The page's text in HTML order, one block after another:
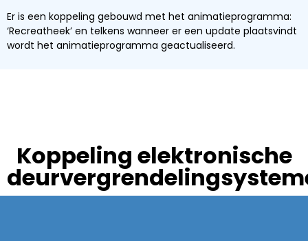
Er is een koppeling gebouwd met het animatieprogramma:
‘Recreatheek’ en telkens wanneer er een update plaatsvindt
wordt het animatieprogramma geactualiseerd.
Koppeling elektronische